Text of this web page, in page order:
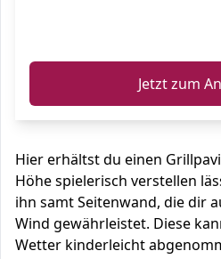
Jetzt zum
Hier erhältst du einen
Höhe spielerisch verstellen
ihn samt Seitenwand, die dir
Wind gewährleistet. Diese
Wetter kinderleicht